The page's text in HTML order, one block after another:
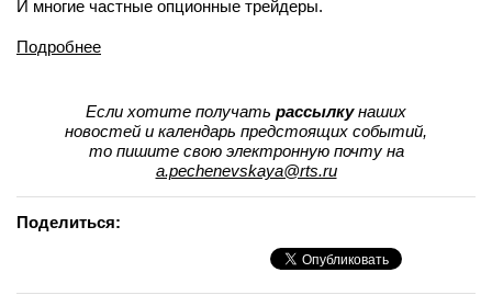
И многие частные опционные трейдеры.
Подробнее
Если хотите получать рассылкунаших
новостей и календарь предстоящих событий,
то пишите свою электронную почту на
a.pechenevskaya@rts.ru
Поделиться: